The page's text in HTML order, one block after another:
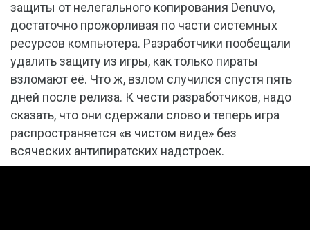
защиты от нелегального копирования Denuvo,
достаточно прожорливая по части системных
ресурсов компьютера. Разработчики пообещали
удалить защиту из игры, как только пираты
взломают её. Что ж, взлом случился спустя пять
дней после релиза. К чести разработчиков, надо
сказать, что они сдержали слово и теперь игра
распространяется «в чистом виде» без
всяческих антипиратских надстроек.